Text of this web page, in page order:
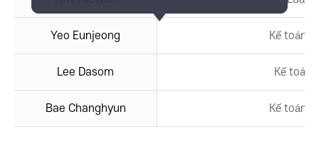
Yeo Eunjeong Kế toán
Lee Dasom Kế toán
Bae Changhyun Kế toán